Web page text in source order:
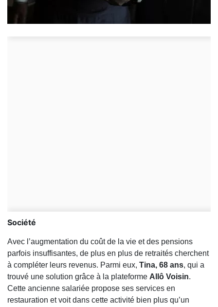
Société
Avec l’augmentation du coût de la vie et des pensions
parfois insuffisantes, de plus en plus de retraités cherchent
à compléter leurs revenus. Parmi eux, Tina, 68 ans, qui a
trouvé une solution grâce à la plateforme Allô Voisin.
Cette ancienne salariée propose ses services en
restauration et voit dans cette activité bien plus qu’un